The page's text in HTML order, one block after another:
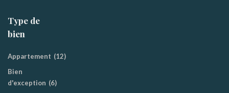
Type de
bien
Appartement (12)
Bien
d'exception (6)